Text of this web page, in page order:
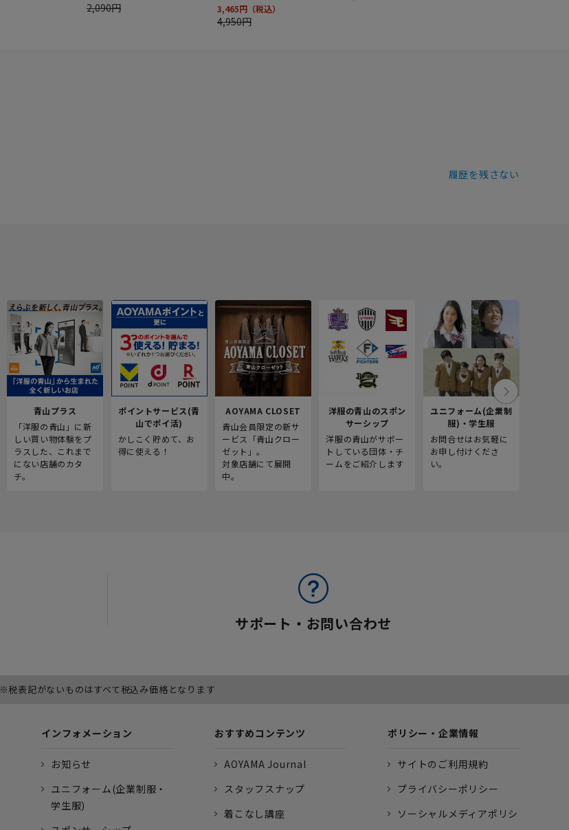
履歴を残さない
青山プラス
「洋服の青山」に新
しい買い物体験をプ
ラスした、これまで
にない店舗のカタ
チ。
ポイントサービス(青
山でポイ活)
かしこく貯めて、お
得に使える！
AOYAMA CLOSET
青山会員限定の新サ
ービス「青山クロー
ゼット」。
対象店舗にて展開
中。
洋服の青山のスポン
サーシップ
洋服の青山がサポー
トしている団体・チ
ームをご紹介します
ユニフォーム(企業制
服)・学生服
お問合せはお気軽に
お申し付けくださ
い。
サポート・お問い合わせ
※税表記がないものはすべて税込み価格となります
インフォメーション
お知らせ
ユニフォーム(企業制服・
学生服)
おすすめコンテンツ
AOYAMA Journal
スタッフスナップ
着こなし講座
ポリシー・企業情報
サイトのご利用規約
プライバシーポリシー
ソーシャルメディアポリシ